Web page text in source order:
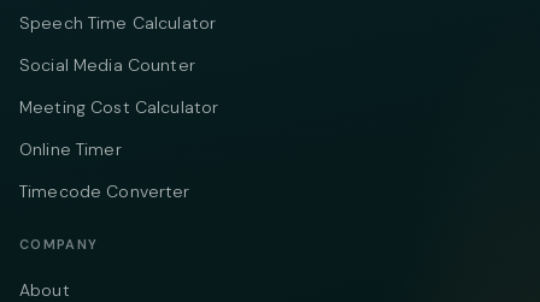
Speech Time Calculator
Social Media Counter
Meeting Cost Calculator
Online Timer
Timecode Converter
COMPANY
About